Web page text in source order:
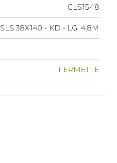
CLS1548
SLS 38X140 - KD - LG: 4,8M
FERMETTE